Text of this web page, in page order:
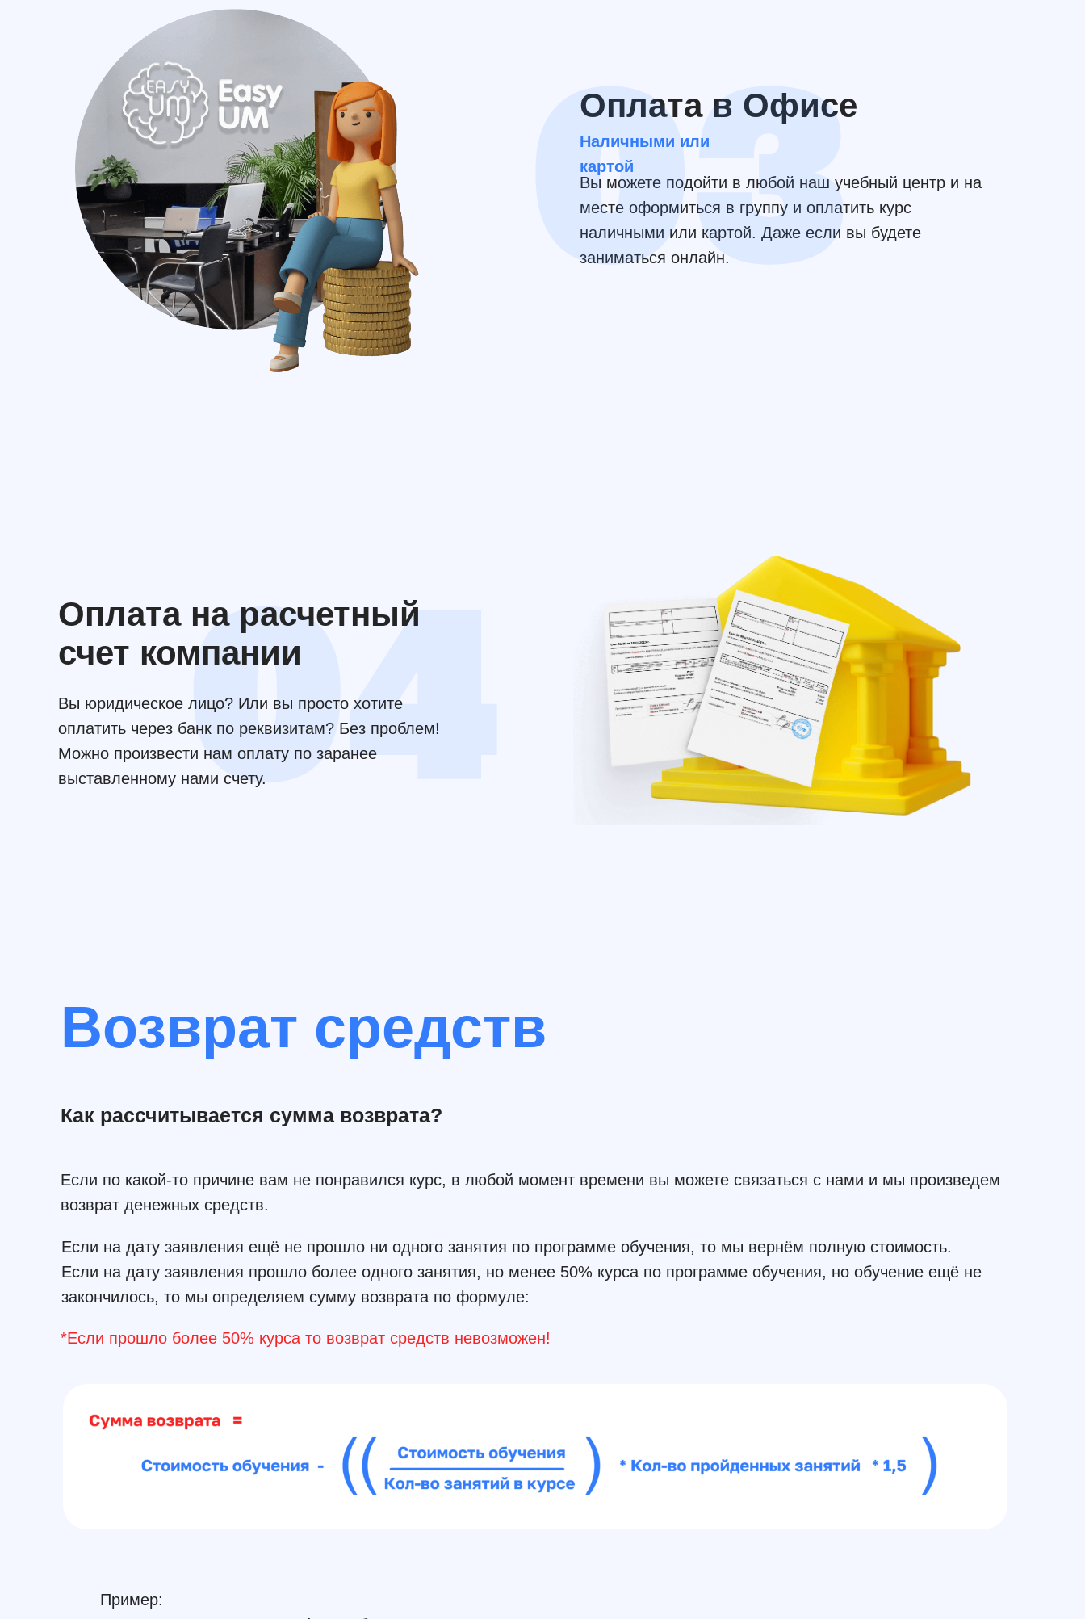
Оплата в Офисе
Вы можете подойти в любой наш учебный центр и на
месте оформиться в группу и оплатить курс
наличными или картой. Даже если вы будете
заниматься онлайн.
Наличными или
картой
Оплата на расчетный
счет компании
Вы юридическое лицо? Или вы просто хотите
оплатить через банк по реквизитам? Без проблем!
Можно произвести нам оплату по заранее
выставленному нами счету.
Возврат средств
Если по какой-то причине вам не понравился курс, в любой момент времени вы можете связаться с нами и мы произведем
возврат денежных средств.
Как рассчитывается cумма возврата?
Если на дату заявления ещё не прошло ни одного занятия по программе обучения, то мы вернём полную стоимость.
Если на дату заявления прошло более одного занятия, но менее 50% курса по программе обучения, но обучение ещё не
закончилось, то мы определяем сумму возврата по формуле:
*Если прошло более 50% курса то возврат средств невозможен!
Пример: